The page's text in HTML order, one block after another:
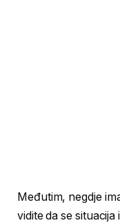
Međutim, negdje
vidite da se